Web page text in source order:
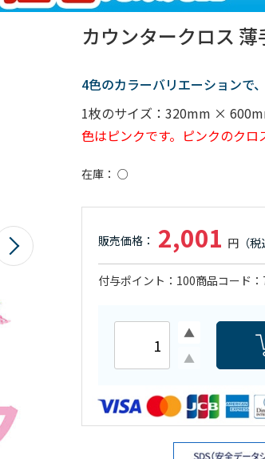
カウンタークロス
4色のカラーバリエーションで
1枚のサイズ：320mm ×
色はピンクです。ピンクのクロ
在庫 ○
2,001
付与ポイント 100商品コード